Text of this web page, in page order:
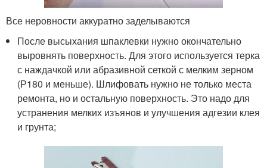
Все неровности аккуратно заделываются
После высыхания шпаклевки нужно окончательно
выровнять поверхность. Для этого используется терка
с наждачкой или абразивной сеткой с мелким зерном
(Р180 и меньше). Шлифовать нужно не только места
ремонта, но и остальную поверхность. Это надо для
устранения мелких изъянов и улучшения адгезии клея
и грунта;